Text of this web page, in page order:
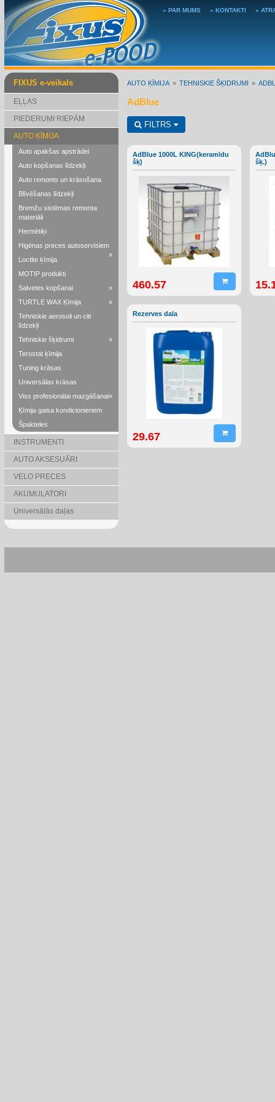
» PAR MUMS » KONTAKTI »
FIXUS e-veikals
EĻĻAS
PIEDERUMI RIEPĀM
AUTO ĶĪMIJA
Auto apakšas apstrādei
Auto kopšanas līdzekļi
Auto remonts un krāsošana
Blīvēšanas līdzekļi
Bremžu sistēmas remonta
materiāli
Hermētiķi
Higēnas preces autoservisiem
»
Loctite ķīmija
MOTIP produkti
Salvetes kopšanai
»
TURTLE WAX Ķīmija
»
Tehniskie aerosoli un citi
līdzekļi
Tehniskie šķidrumi
»
Terostat ķīmija
Tuning krāsas
Universālas krāsas
Viss profesionālai mazgāšanai»
Ķīmija gaisa kondicionieriem
Špakteles
INSTRUMENTI
AUTO AKSESUĀRI
VELO PRECES
AKUMULATORI
Universālās daļas
AUTO ĶĪMIJA TEHNISKIE ŠĶIDRUMI
AdBlue
FILTRS
AdBlue 1000L KING(keramīdu
šķ)
460.57
šķ.)
Rezerves dala
29.67